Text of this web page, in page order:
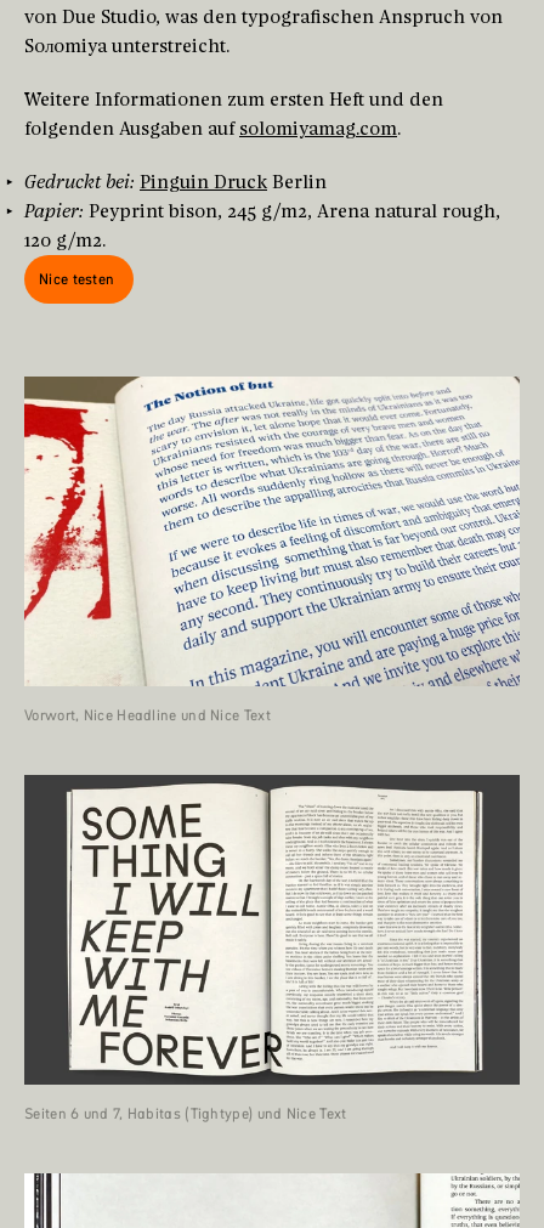
von Due Studio, was den typografischen Anspruch von
Soлomiya unterstreicht.
Weitere Informationen zum ersten Heft und den
folgenden Ausgaben auf solomiyamag.com.
Gedruckt bei: Pinguin Druck Berlin
Papier: Peyprint bison, 245 g/m2, Arena natural rough,
120 g/m2.
Nice testen
Vorwort, Nice Headline und Nice Text
Seiten 6 und 7, Habitas (Tightype) und Nice Text